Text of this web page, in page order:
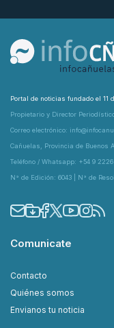
Portal de noticias fundado el 11
Propietario y Director
Correo electrónico:
Cañuelas, Provincia de Buenos
Teléfono / Whatsapp: +54 9 2226
N° de Edición: 6043 | N° de
Comunicate
Contacto
Quiénes somos
Envianos tu noticia